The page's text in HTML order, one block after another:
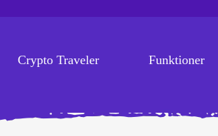
Crypto Traveler Funktioner